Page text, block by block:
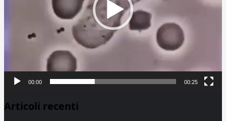
00:00 00:25
Articoli recenti